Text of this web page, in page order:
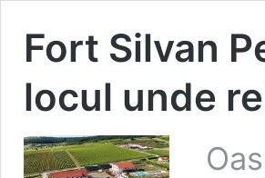
Fort Silvan
locul unde